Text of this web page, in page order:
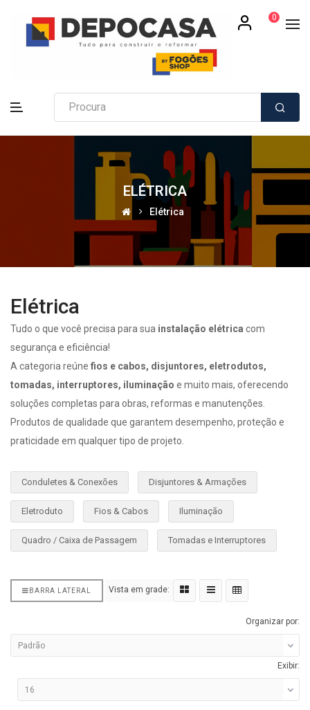
0
ELÉTRICA
Elétrica
Elétrica
Tudo o que você precisa para sua instalação elétrica com
segurança e eficiência!
A categoria reúne fios e cabos, disjuntores, eletrodutos,
tomadas, interruptores, iluminação e muito mais, oferecendo
soluções completas para obras, reformas e manutenções.
Produtos de qualidade que garantem desempenho, proteção e
praticidade em qualquer tipo de projeto.
Conduletes & Conexões Disjuntores & Armações
Eletroduto Fios & Cabos Iluminação
Quadro / Caixa de Passagem Tomadas e Interruptores
BARRA LATERAL Vista em grade:
Organizar por:
Exibir: